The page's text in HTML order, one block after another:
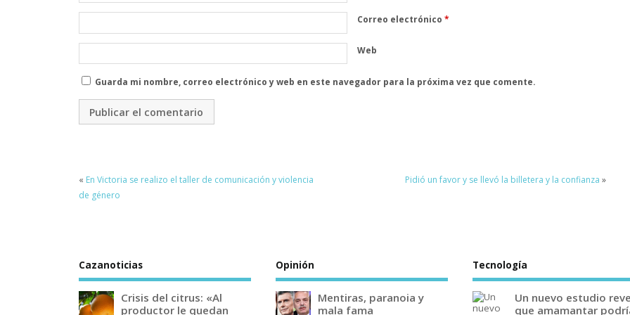
Correo electrónico *
Web
Guarda mi nombre, correo electrónico y web en este navegador para la próxima vez que comente.
« En Victoria se realizo el taller de comunicación y violencia
de género
Pidió un favor y se llevó la billetera y la confianza »
Cazanoticias
Crisis del citrus: «Al
productor le quedan
Opinión
Mentiras, paranoia y
mala fama
Tecnología
Un nuevo estudio
que amamantar